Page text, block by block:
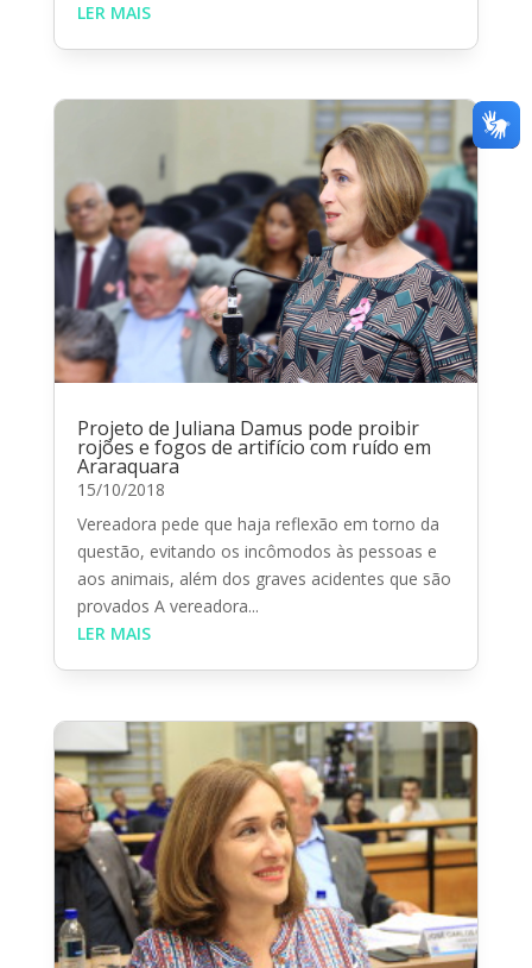
LER MAIS
Projeto de Juliana Damus pode proibir
rojões e fogos de artifício com ruído em
Araraquara
15/10/2018
Vereadora pede que haja reflexão em torno da
questão, evitando os incômodos às pessoas e
aos animais, além dos graves acidentes que são
provados A vereadora...
LER MAIS